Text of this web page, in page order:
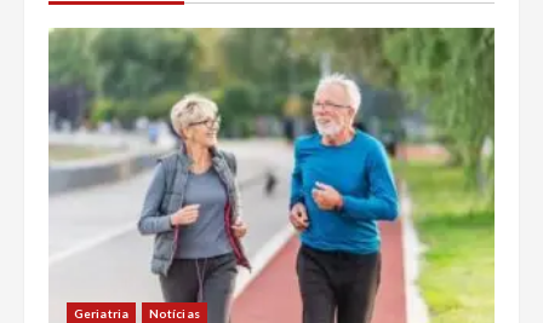
Geriatria Notícias